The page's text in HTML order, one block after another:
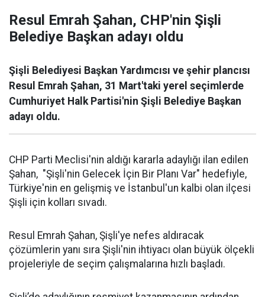
Resul Emrah Şahan, CHP'nin Şişli
Belediye Başkan adayı oldu
Şişli Belediyesi Başkan Yardımcısı ve şehir plancısı
Resul Emrah Şahan, 31 Mart'taki yerel seçimlerde
Cumhuriyet Halk Partisi'nin Şişli Belediye Başkan
adayı oldu.
CHP Parti Meclisi'nin aldığı kararla adaylığı ilan edilen
Şahan, "Şişli'nin Gelecek İçin Bir Planı Var" hedefiyle,
Türkiye'nin en gelişmiş ve İstanbul'un kalbi olan ilçesi
Şişli için kolları sıvadı.
Resul Emrah Şahan, Şişli'ye nefes aldıracak
çözümlerin yanı sıra Şişli'nin ihtiyacı olan büyük ölçekli
projeleriyle de seçim çalışmalarına hızlı başladı.